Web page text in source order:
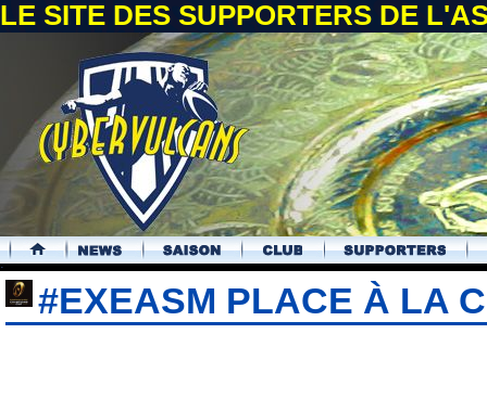
LE SITE DES SUPPORTERS DE
.
#EXEASM PLACE À LA